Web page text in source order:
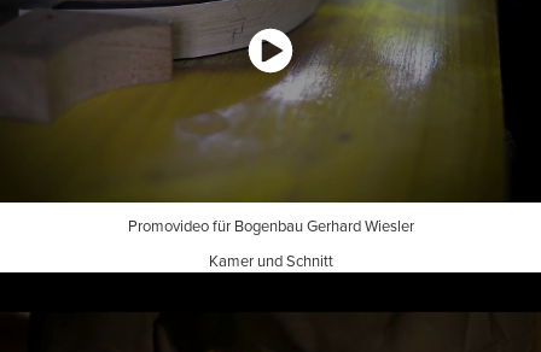
Promovideo für Bogenbau Gerhard Wiesler
Kamer und Schnitt